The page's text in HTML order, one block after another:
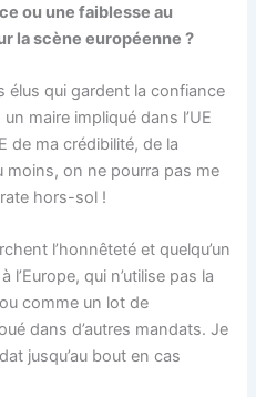
ou une faiblesse au
la scène européenne ?
élus qui gardent la confiance
maire impliqué dans l’UE
de ma crédibilité, de la
moins, on ne pourra pas me
hors-sol !
l’honnêteté et quelqu’un
l’Europe, qui n’utilise pas la
comme un lot de
dans d’autres mandats. Je
jusqu’au bout en cas